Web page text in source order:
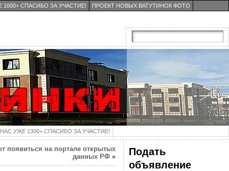
1000+ СПАСИБО ЗА УЧАСТИЕ! ПРОЕКТ НОВЫХ ВАТУТИНОК ФОТО
НАС УЖЕ 1300+ СПАСИБО ЗА УЧАСТИЕ!
появиться на портале открытых
данных РФ»
Подать
объявление